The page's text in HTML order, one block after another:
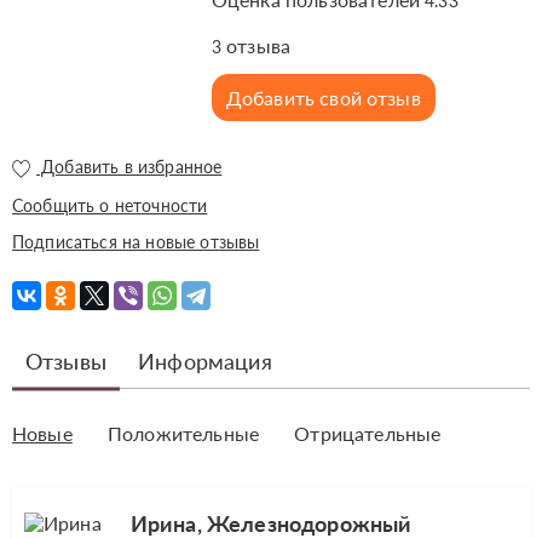
3отзыва
Добавить свой отзыв
Добавить в избранное
Сообщить о неточности
Подписаться на новые отзывы
Отзывы Информация
Новые Положительные Отрицательные
Ирина, Железнодорожный